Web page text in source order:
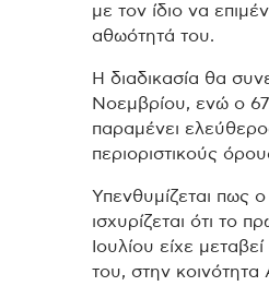
με τον ίδιο να
αθωότητά του.
Η διαδικασία θα
Νοεμβρίου, ενώ ο
παραμένει
περιοριστικούς
Υπενθυμίζεται πως ο
ισχυρίζεται ότι το
Ιουλίου είχε
του, στην κοινότητα